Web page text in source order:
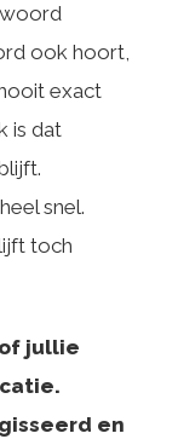
ook hoort,
exact
is dat
snel.
toch
jullie
en